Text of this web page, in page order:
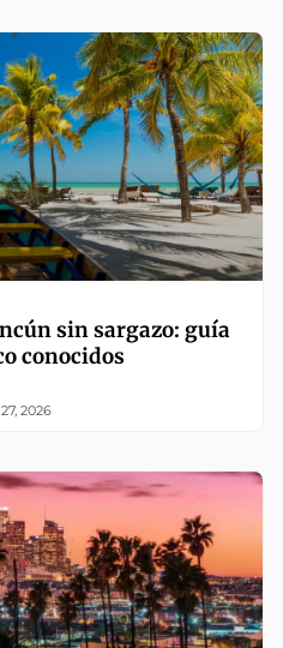
sin sargazo: guía
conocidos
2026